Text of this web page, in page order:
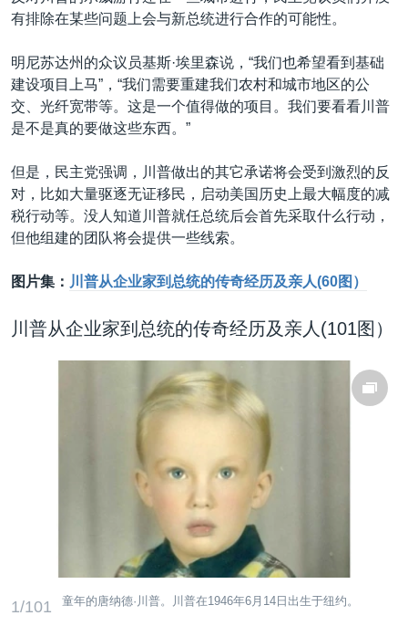
有排除在某些问题上会与新总统进行合作的可能性。
明尼苏达州的众议员基斯·埃里森说，“我们也希望看到基础
建设项目上马”，“我们需要重建我们农村和城市地区的公
交、光纤宽带等。这是一个值得做的项目。我们要看看川普
是不是真的要做这些东西。”
但是，民主党强调，川普做出的其它承诺将会受到激烈的反
对，比如大量驱逐无证移民，启动美国历史上最大幅度的减
税行动等。没人知道川普就任总统后会首先采取什么行动，
但他组建的团队将会提供一些线索。
图片集： 川普从企业家到总统的传奇经历及亲人(60图）
川普从企业家到总统的传奇经历及亲人(101图）
1/101 童年的唐纳德·川普。川普在1946年6月14日出生于纽约。